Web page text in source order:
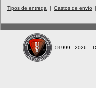
Tipos de entrega | Gastos de envío |
©1999 - 2026 ::